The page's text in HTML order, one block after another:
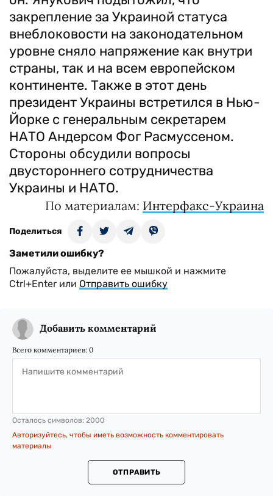
закрепление за Украиной статуса
внеблоковости на законодательном
уровне сняло напряжение как внутри
страны, так и на всем европейском
континенте. Также в этот день
президент Украины встретился в Нью-
Йорке с генеральным секретарем
НАТО Андерсом Фог Расмуссеном.
Стороны обсудили вопросы
двустороннего сотрудничества
Украины и НАТО.
По материалам: Интерфакс-Украина
Поделиться
Заметили ошибку?
Пожалуйста, выделите ее мышкой и нажмите
Ctrl+Enter или Отправить ошибку
Добавить комментарий
Всего комментариев: 0
Осталось символов: 2000
Авторизуйтесь, чтобы иметь возможность комментировать
материалы
ОТПРАВИТЬ